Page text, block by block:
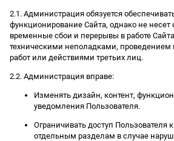
2.1. Администрация обязуется
функционирование Сайта, однако не несет
временные сбои и перерывы в работе
техническими неполадками, проведением
работ или действиями третьих лиц.
2.2. Администрация вправе:
Изменять дизайн, контент,
уведомления Пользователя.
Ограничивать доступ Пользователя
отдельным разделам в случае